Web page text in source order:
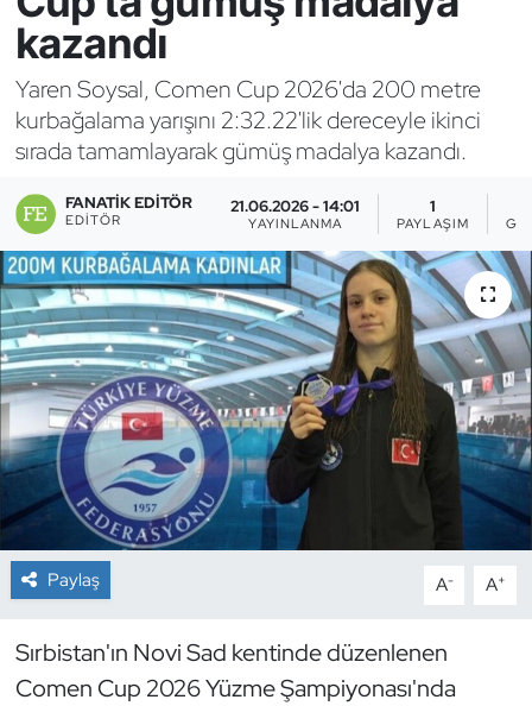
kazandı
Yaren Soysal, Comen Cup 2026'da 200 metre
kurbağalama yarışını 2:32.22'lik dereceyle ikinci
sırada tamamlayarak gümüş madalya kazandı.
FANATIK EDITÖR
EDITÖR
21.06.2026 - 14:01
YAYINLANMA
1
PAYLAŞIM
Paylaş A- A+
Sırbistan'ın Novi Sad kentinde düzenlenen
Comen Cup 2026 Yüzme Şampiyonası'nda
Bisiklet
Bocce Bowling Dart
Boks
Briç
Buz Hokeyi
Buz Pateni
Çim Hokeyi
Cimnastik
Curling
Dağcılık
Dövüş Sanatı